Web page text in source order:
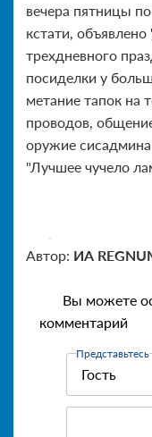
вечера пятницы
кстати,
трехдневного
посиделки у
метание тапок на
проводов,
оружие
"Лучшее чучело
Автор: ИА
Вы можете
комментарий
Представьтесь